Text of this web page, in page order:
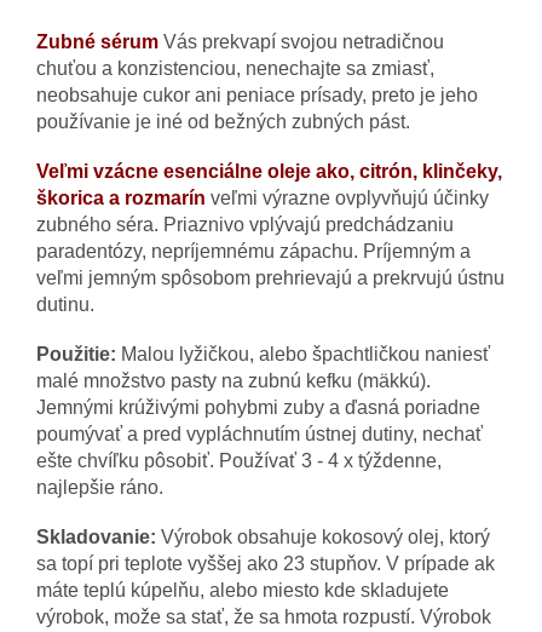
Zubné sérum Vás prekvapí svojou netradičnou
chuťou a konzistenciou, nenechajte sa zmiasť,
neobsahuje cukor ani peniace prísady, preto je jeho
používanie je iné od bežných zubných pást.
Veľmi vzácne esenciálne oleje ako, citrón, klinčeky,
škorica a rozmarín veľmi výrazne ovplyvňujú účinky
zubného séra. Priaznivo vplývajú predchádzaniu
paradentózy, nepríjemnému zápachu. Príjemným a
veľmi jemným spôsobom prehrievajú a prekrvujú ústnu
dutinu.
Použitie: Malou lyžičkou, alebo špachtličkou naniesť
malé množstvo pasty na zubnú kefku (mäkkú).
Jemnými krúživými pohybmi zuby a ďasná poriadne
poumývať a pred vypláchnutím ústnej dutiny, nechať
ešte chvíľku pôsobiť. Používať 3 - 4 x týždenne,
najlepšie ráno.
Skladovanie: Výrobok obsahuje kokosový olej, ktorý
sa topí pri teplote vyššej ako 23 stupňov. V prípade ak
máte teplú kúpelňu, alebo miesto kde skladujete
výrobok, može sa stať, že sa hmota rozpustí. Výrobok